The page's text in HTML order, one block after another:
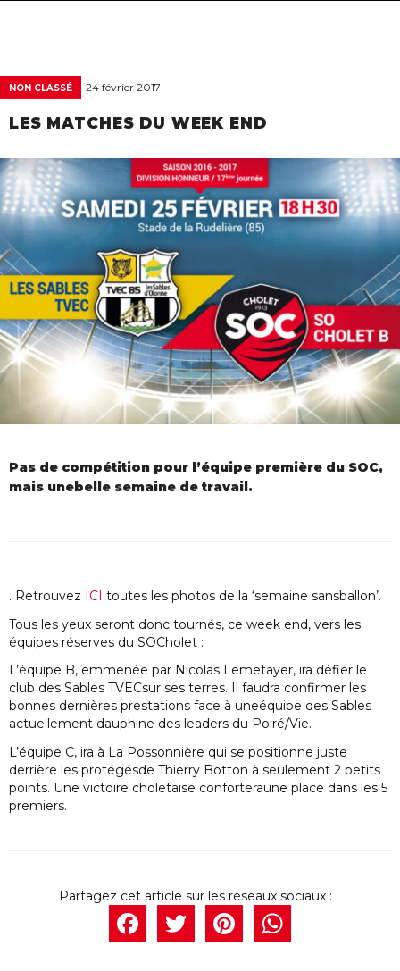
NON CLASSÉ 24 février 2017
LES MATCHES DU WEEK END
Pas de compétition pour l’équipe première du SOC,
mais unebelle semaine de travail.
. Retrouvez ICI toutes les photos de la ‘semaine sansballon’.
Tous les yeux seront donc tournés, ce week end, vers les
équipes réserves du SOCholet :
L’équipe B, emmenée par Nicolas Lemetayer, ira défier le
club des Sables TVECsur ses terres. Il faudra confirmer les
bonnes dernières prestations face à uneéquipe des Sables
actuellement dauphine des leaders du Poiré/Vie.
L’équipe C, ira à La Possonnière qui se positionne juste
derrière les protégésde Thierry Botton à seulement 2 petits
points. Une victoire choletaise conforteraune place dans les 5
premiers.
Facebook
Twitter